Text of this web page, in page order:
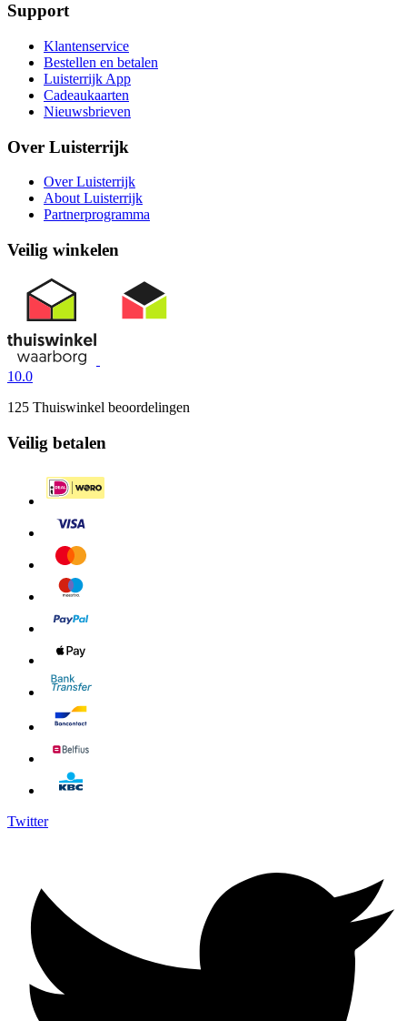
Support
Klantenservice
Bestellen en betalen
Luisterrijk App
Cadeaukaarten
Nieuwsbrieven
Over Luisterrijk
Over Luisterrijk
About Luisterrijk
Partnerprogramma
Veilig winkelen
10.0
125 Thuiswinkel beoordelingen
Veilig betalen
Twitter